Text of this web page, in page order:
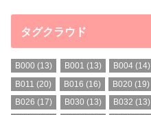
タグクラウド
B000 (13) B001 (13) B004(14)
B011 (20) B016 (16) B020 (19)
B026 (17) B030 (13) B032 (13)